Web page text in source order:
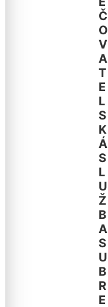
Č
O
V
A
T
E
L
S
K
Á
S
L
U
Ž
B
A
S
U
B
R
E